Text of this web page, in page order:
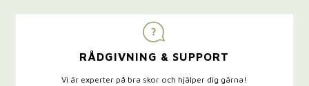
RÅDGIVNING & SUPPORT
Vi är experter på bra skor och hjälper dig gärna!